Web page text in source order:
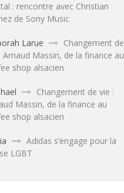
: rencontre avec Christian
de Sony Music
Larue
Changement de
Arnaud Massin, de la finance au
shop alsacien
Changement de vie :
Massin, de la finance au
shop alsacien
Adidas s’engage pour la
LGBT